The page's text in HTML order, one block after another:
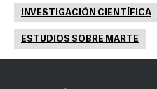
INVESTIGACIÓN CIENTÍFICA
ESTUDIOS SOBRE MARTE